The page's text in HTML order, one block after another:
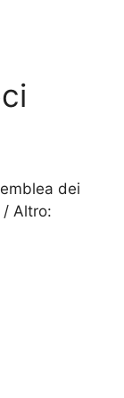
dei
/ Altro: